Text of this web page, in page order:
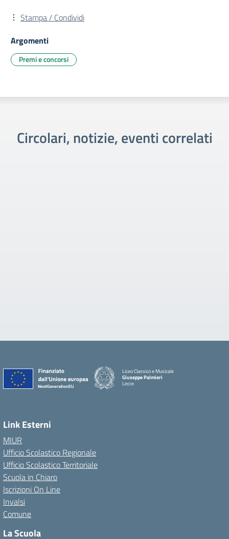
Stampa / Condividi
Argomenti
Premi e concorsi
Circolari, notizie, eventi correlati
Liceo Classico e Musicale
Giuseppe Palmieri
Lecce
Link Esterni
MIUR
Ufficio Scolastico Regionale
Ufficio Scolastico Territoriale
Scuola in Chiaro
Iscrizioni On Line
Invalsi
Comune
La Scuola